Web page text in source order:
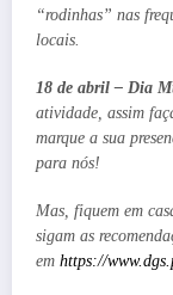
“rodinhas” nas
locais.
18 de abril – Dia
atividade, assim
marque a sua
para nós!
Mas, fiquem em
sigam as
em https://